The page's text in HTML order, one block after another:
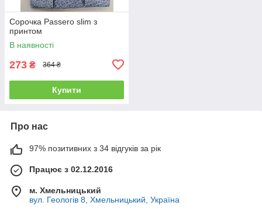
Сорочка Passero slim з
принтом
В наявності
273 ₴ 364 ₴
Купити
Про нас
97% позитивних з 34 відгуків за рік
Працює з 02.12.2016
м. Хмельницький
вул. Геологів 8, Хмельницький, Україна